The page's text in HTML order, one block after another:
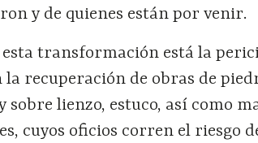
y de quienes están por venir.
transformación está la
la recuperación de obras de
lienzo, estuco, así como
cuyos oficios corren el riesgo